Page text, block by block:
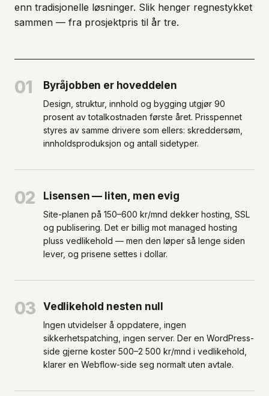
enn tradisjonelle løsninger. Slik henger regnestykket
sammen — fra prosjektpris til år tre.
01 Byråjobben er hoveddelen
Design, struktur, innhold og bygging utgjør 90
prosent av totalkostnaden første året. Prisspennet
styres av samme drivere som ellers: skreddersøm,
innholdsproduksjon og antall sidetyper.
02 Lisensen — liten, men evig
Site-planen på 150–600 kr/mnd dekker hosting, SSL
og publisering. Det er billig mot managed hosting
pluss vedlikehold — men den løper så lenge siden
lever, og prisene settes i dollar.
03 Vedlikehold nesten null
Ingen utvidelser å oppdatere, ingen
sikkerhetspatching, ingen server. Der en WordPress-
side gjerne koster 500–2 500 kr/mnd i vedlikehold,
klarer en Webflow-side seg normalt uten avtale.